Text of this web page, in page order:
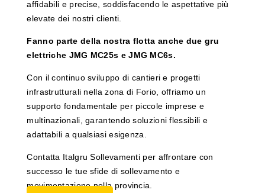
affidabili e precise, soddisfacendo le aspettative più
elevate dei nostri clienti.
Fanno parte della nostra flotta anche due gru
elettriche JMG MC25s e JMG MC6s.
Con il continuo sviluppo di cantieri e progetti
infrastrutturali nella zona di Forio, offriamo un
supporto fondamentale per piccole imprese e
multinazionali, garantendo soluzioni flessibili e
adattabili a qualsiasi esigenza.
Contatta Italgru Sollevamenti per affrontare con
successo le tue sfide di sollevamento e
movimentazione nella provincia.